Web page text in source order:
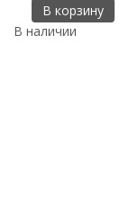
В корзину
В наличии